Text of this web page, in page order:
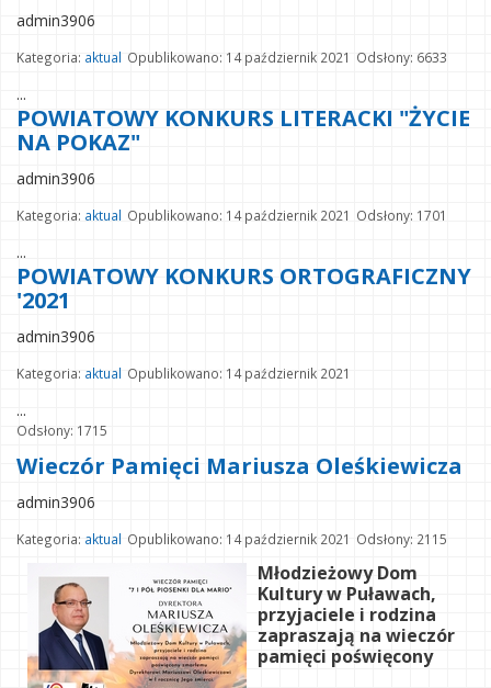
admin3906
Kategoria: aktual Opublikowano: 14 październik 2021 Odsłony: 6633
...
POWIATOWY KONKURS LITERACKI "ŻYCIE
NA POKAZ"
admin3906
Kategoria: aktual Opublikowano: 14 październik 2021 Odsłony: 1701
...
POWIATOWY KONKURS ORTOGRAFICZNY
'2021
admin3906
Kategoria: aktual Opublikowano: 14 październik 2021
...
Odsłony: 1715
Wieczór Pamięci Mariusza Oleśkiewicza
admin3906
Kategoria: aktual Opublikowano: 14 październik 2021 Odsłony: 2115
Młodzieżowy Dom
Kultury w Puławach,
przyjaciele i rodzina
zapraszają na wieczór
pamięci poświęcony